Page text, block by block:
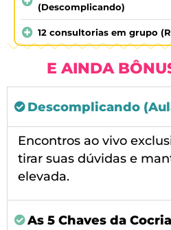
(Descomplicando)
12 consultorias em grupo
E AINDA
Descomplicando
Encontros ao vivo
tirar suas dúvidas e
elevada.
As 5 Chaves da